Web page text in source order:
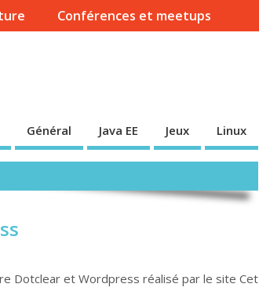
Conférences et meetups
Général Java EE Jeux Linux
Dotclear et Wordpress réalisé par le site Cet